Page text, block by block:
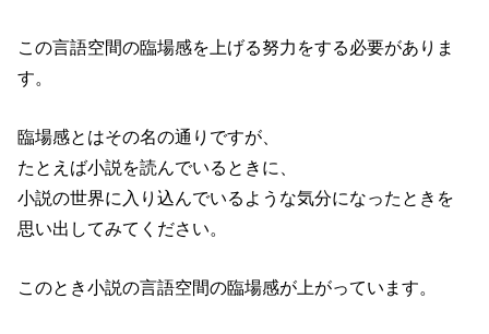
この言語空間の臨場感を上げる努力をする必要がありま
す。
臨場感とはその名の通りですが、
たとえば小説を読んでいるときに、
小説の世界に入り込んでいるような気分になったときを
思い出してみてください。
このとき小説の言語空間の臨場感が上がっています。